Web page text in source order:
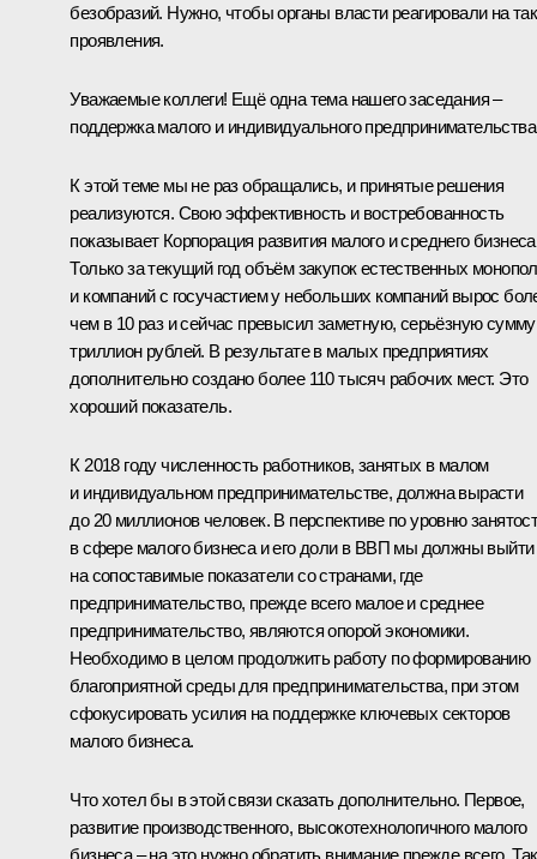
безобразий. Нужно, чтобы органы власти реагировали на
проявления.
Уважаемые коллеги! Ещё одна тема нашего заседания –
поддержка малого и индивидуального
К этой теме мы не раз обращались, и принятые решения
реализуются. Свою эффективность и востребованность
показывает Корпорация развития малого и среднего
Только за текущий год объём закупок естественных
и компаний с госучастием у небольших компаний вырос
чем в 10 раз и сейчас превысил заметную, серьёзную
триллион рублей. В результате в малых предприятиях
дополнительно создано более 110 тысяч рабочих мест. Это
хороший показатель.
К 2018 году численность работников, занятых в малом
и индивидуальном предпринимательстве, должна вырасти
до 20 миллионов человек. В перспективе по уровню
в сфере малого бизнеса и его доли в ВВП мы должны выйти
на сопоставимые показатели со странами, где
предпринимательство, прежде всего малое и среднее
предпринимательство, являются опорой экономики.
Необходимо в целом продолжить работу по формированию
благоприятной среды для предпринимательства, при этом
сфокусировать усилия на поддержке ключевых секторов
малого бизнеса.
Что хотел бы в этой связи сказать дополнительно. Первое,
развитие производственного, высокотехнологичного малого
бизнеса – на это нужно обратить внимание прежде всего.